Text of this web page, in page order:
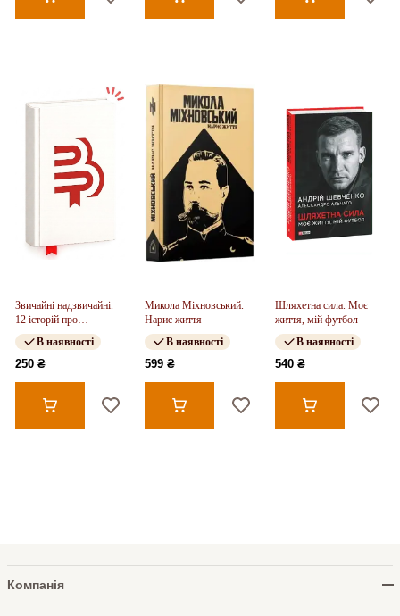
Звичайні надзвичайні.
12 історій про
українських захисників і
захисницьВ наявності
250 ₴
Микола Міхновський.
Нарис життя
В наявності
599 ₴
Шляхетна сила. Моє
життя, мій футбол
В наявності
540 ₴
Компанія